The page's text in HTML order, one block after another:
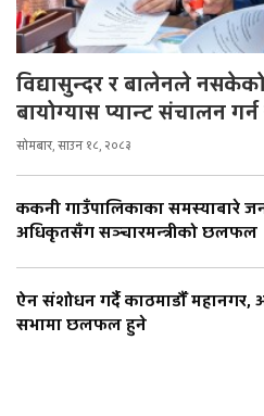
विद्यासुन्दर र बालेनले
बायोग्यास प्यान्ट संचालन
सोमबार, साउन १८, २०८३
ककनी गाउँपालिकाका समस्याबारे
अधिकृतसँग सञ्चारमन्त्रीको छलफल
ऐन संशोधन गर्दै काठमाडौँ महानगर,
सभामा छलफल हुने